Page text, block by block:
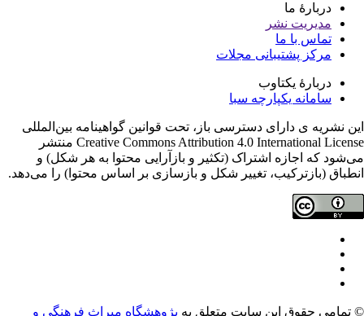
دربارۀ ما
مدیریت نشر
تماس با ما
مرکز پشتیبانی مجلات
دربارۀ یکتاوب
سامانه یکپارچه سبا
نشریه ی دارای دسترسی باز، تحت قوانین گواهینامه بین‌المللی
Creative Commons Attribution 4.0 International License منتشر
که اجازه اشتراک (تکثیر و بازآرایی محتوا به هر شکل) و
(بازترکیب، تغییر شکل و بازسازی بر اساس محتوا) را می‌دهد.
تمامی حقوق این سایت متعلق بهپژوهشگاه میراث فرهنگی و